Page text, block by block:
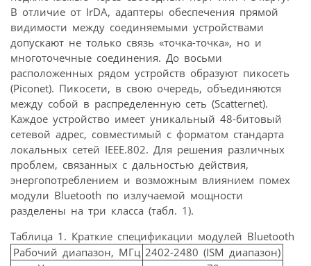
В отличие от IrDA, адаптеры обеспечения прямой
видимости между соединяемыми устройствами
допускают не только связь «точка-точка», но и
многоточечные соединения. До восьми
расположенных рядом устройств образуют пикосеть
(Piconet). Пикосети, в свою очередь, объединяются
между собой в распределенную сеть (Scatternet).
Каждое устройство имеет уникальный 48-битовый
сетевой адрес, совместимый с форматом стандарта
локальных сетей IEEE.802. Для решения различных
проблем, связанных с дальностью действия,
энергопотреблением и возможным влиянием помех
модули Bluetooth по излучаемой мощности
разделены на три класса (табл. 1).
Таблица 1. Краткие спецификации модулей Bluetooth
Рабочий диапазон, МГц 2402-2480 (ISM диапазон)